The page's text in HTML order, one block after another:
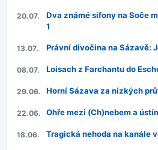
20.07.
Dva známé sifony na Soče
1
13.07. Právní divočina na Sázavě:
08.07. Loisach z Farchantu do
29.06. Horní Sázava za nízkých
22.06. Ohře mezi (Ch)nebem a
18.06. Tragická nehoda na kanále